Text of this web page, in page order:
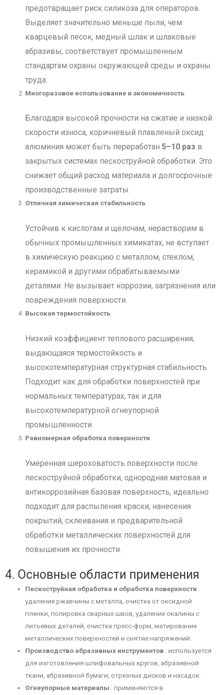
предотвращает риск силикоза для операторов.
Выделяет значительно меньше пыли, чем
кварцевый песок, медный шлак и шлаковые
абразивы, соответствует промышленным
стандартам охраны окружающей среды и охраны
труда.
Многоразовое использование и экономичность
Благодаря высокой прочности на сжатие и низкой
скорости износа, коричневый плавленый оксид
алюминия может быть переработан5–10 раз в
закрытых системах пескоструйной обработки. Это
снижает общий расход материала и долгосрочные
производственные затраты.
Отличная химическая стабильность
Устойчив к кислотам и щелочам, нерастворим в
обычных промышленных химикатах, не вступает
в химическую реакцию с металлом, стеклом,
керамикой и другими обрабатываемыми
деталями. Не вызывает коррозии, загрязнения или
повреждения поверхности.
Высокая термостойкость
Низкий коэффициент теплового расширения,
выдающаяся термостойкость и
высокотемпературная структурная стабильность.
Подходит как для обработки поверхностей при
нормальных температурах, так и для
высокотемпературной огнеупорной
промышленности.
Равномерная обработка поверхности
Умеренная шероховатость поверхности после
пескоструйной обработки, однородная матовая и
антикоррозийная базовая поверхность, идеально
подходит для распыления краски, нанесения
покрытий, склеивания и предварительной
обработки металлических поверхностей для
повышения их прочности.
4. Основные области применения
Пескоструйная обработка и обработка поверхности :
удаление ржавчины с металла, очистка от оксидной
пленки, полировка сварных швов, удаление окалины с
литьевых деталей, очистка пресс-форм, матирование
металлических поверхностей и снятие напряжений.
Производство абразивных инструментов : используется
для изготовления шлифовальных кругов, абразивной
ткани, абразивной бумаги, отрезных дисков и насадок.
Огнеупорные материалы : применяются в